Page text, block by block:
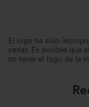
El logo ha sido
variar. Es posible que
no tener el logo de la